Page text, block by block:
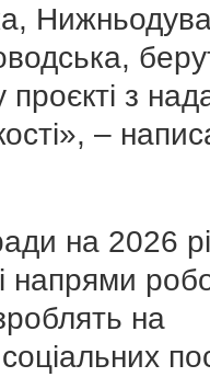
проєкті з
–
на 2026
напрями
на